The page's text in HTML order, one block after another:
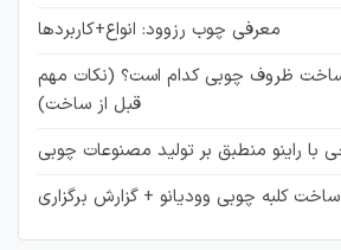
معرفی چوب رزوود: انواع+کاربردها
ظروف چوبی کدام است؟ (نکات مهم
قبل از ساخت)
راینو منطبق بر تولید مصنوعات چوبی
کلبه چوبی وودیانو + گزارش برگزاری